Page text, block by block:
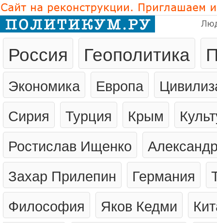
Россия Геополитика
Экономика Европа
Сирия
Турция Крым
Ростислав Ищенко
Захар Прилепин
Германия
Философия
Яков Кедми